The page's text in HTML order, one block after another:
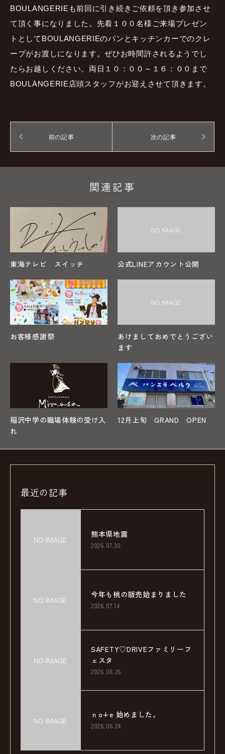
BOULANGERIEも前回に引き続きご依頼を頂き参加させ
て頂く事になりました。先着１００名様ご来場プレゼン
トとしてBOULANGERIEのパンとキッチンカーでのクレ
ープがお渡しになります。ぜひお時間許されるようでし
たらお越しください。両日１０：００～１６：００まで
BOULANGERIE店頭スタッフがお迎えさせて頂きます。
前の記事 次の記事
関連記事
東海テレビ スイッチ 公式LINEアカウント公開
お客様感謝祭
あけましておめでとうござい
ます
稲沢中学の職場体験の受け入
れ
12月上旬 GRAND OPEN
最近の記事
熊本県地震
2026.07.30
今年も桃の販売始まりました
2026.07.14
SAFETY♡DRIVEファミリーフ
ェスタ
2026.06.26
ｎo+e 始めました。
2026.06.24